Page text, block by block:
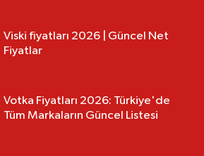
Viski fiyatları 2026 | Güncel Net
Fiyatlar
Votka Fiyatları 2026: Türkiye'de
Tüm Markaların Güncel Listesi